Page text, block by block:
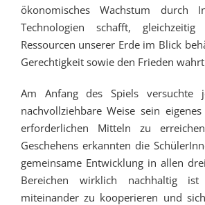
ökonomisches Wachstum durch
Technologien schafft,
Ressourcen unserer Erde im Blick
Gerechtigkeit sowie den Frieden
Am Anfang des Spiels versuchte
nachvollziehbare Weise sein
erforderlichen Mitteln zu
Geschehens erkannten die
gemeinsame Entwicklung in allen
Bereichen wirklich nachhaltig
miteinander zu kooperieren und